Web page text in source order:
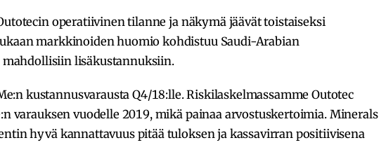
operatiivinen tilanne ja näkymä jäävät toistaiseksi
markkinoiden huomio kohdistuu Saudi-Arabian
lisäkustannuksiin.
kustannusvarausta Q4/18:lle. Riskilaskelmassamme Outotec
varauksen vuodelle 2019, mikä painaa arvostuskertoimia. Minerals
hyvä kannattavuus pitää tuloksen ja kassavirran positiivisena